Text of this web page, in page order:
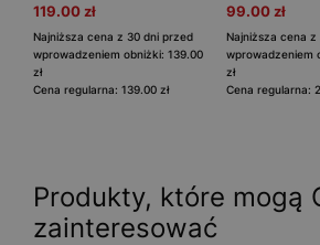
119.00 zł
Najniższa cena z 30 dni przed
wprowadzeniem obniżki: 139.00
zł
Cena regularna: 139.00 zł
99.00 zł
Najniższa cena
wprowadzeniem
zł
Cena regularna:
Produkty, które mogą
zainteresować